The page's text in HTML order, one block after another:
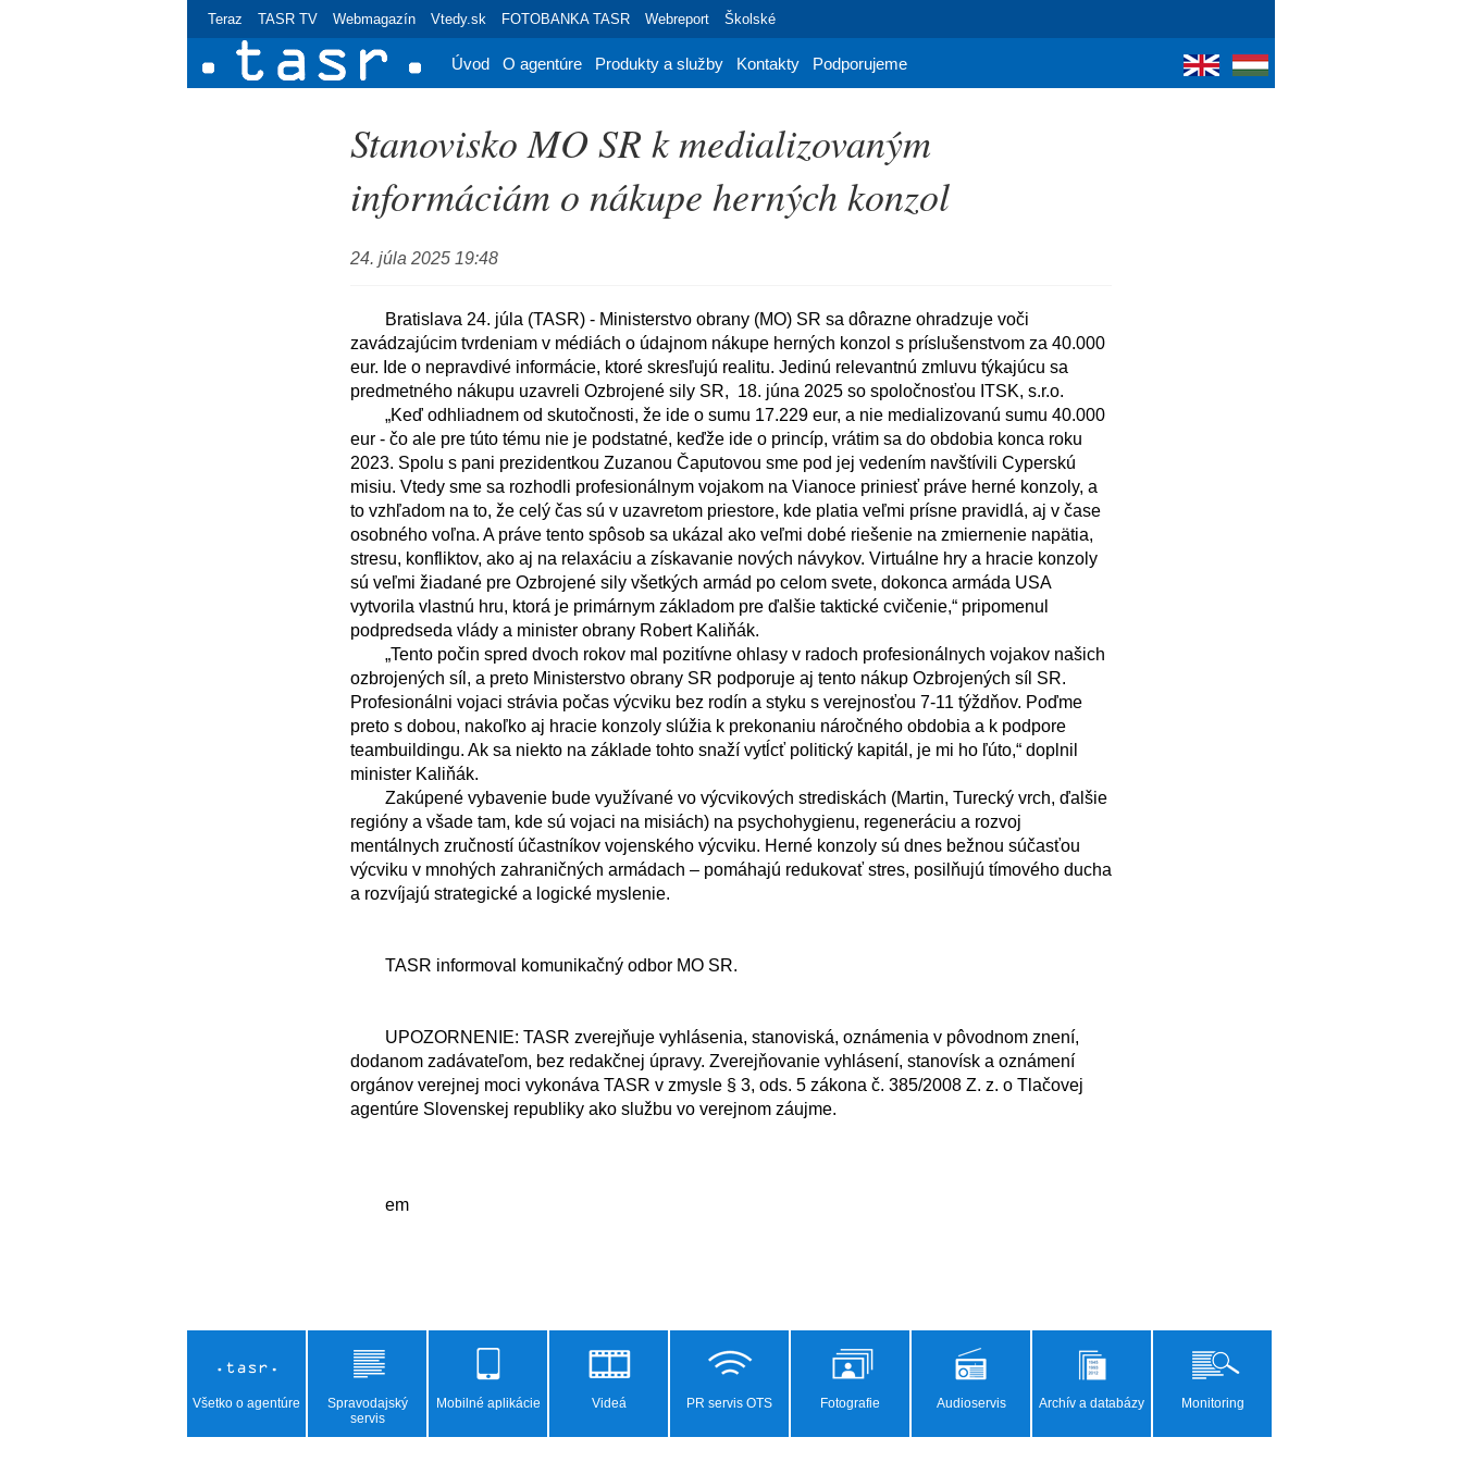
Teraz TASR TV Webmagazín Vtedy.sk FOTOBANKA TASR Webreport Školské
Úvod O agentúre Produkty a služby Kontakty Podporujeme
Stanovisko MO SR k medializovaným
informáciám o nákupe herných konzol
24. júla 2025 19:48
zavádzajúcim tvrdeniam v médiách o údajnom nákupe herných konzol s príslušenstvom za 40.000
eur. Ide o nepravdivé informácie, ktoré skresľujú realitu. Jedinú relevantnú zmluvu týkajúcu sa
predmetného nákupu uzavreli Ozbrojené sily SR,  18. júna 2025 so spoločnosťou ITSK, s.r.o.
eur - čo ale pre túto tému nie je podstatné, keďže ide o princíp, vrátim sa do obdobia konca roku
2023. Spolu s pani prezidentkou Zuzanou Čaputovou sme pod jej vedením navštívili Cyperskú
misiu. Vtedy sme sa rozhodli profesionálnym vojakom na Vianoce priniesť práve herné konzoly, a
to vzhľadom na to, že celý čas sú v uzavretom priestore, kde platia veľmi prísne pravidlá, aj v čase
osobného voľna. A práve tento spôsob sa ukázal ako veľmi dobé riešenie na zmiernenie napätia,
stresu, konfliktov, ako aj na relaxáciu a získavanie nových návykov. Virtuálne hry a hracie konzoly
sú veľmi žiadané pre Ozbrojené sily všetkých armád po celom svete, dokonca armáda USA
vytvorila vlastnú hru, ktorá je primárnym základom pre ďalšie taktické cvičenie,“ pripomenul
podpredseda vlády a minister obrany Robert Kaliňák.
ozbrojených síl, a preto Ministerstvo obrany SR podporuje aj tento nákup Ozbrojených síl SR.
Profesionálni vojaci strávia počas výcviku bez rodín a styku s verejnosťou 7-11 týždňov. Poďme
preto s dobou, nakoľko aj hracie konzoly slúžia k prekonaniu náročného obdobia a k podpore
teambuildingu. Ak sa niekto na základe tohto snaží vytĺcť politický kapitál, je mi ho ľúto,“ doplnil
minister Kaliňák.
regióny a všade tam, kde sú vojaci na misiách) na psychohygienu, regeneráciu a rozvoj
mentálnych zručností účastníkov vojenského výcviku. Herné konzoly sú dnes bežnou súčasťou
výcviku v mnohých zahraničných armádach – pomáhajú redukovať stres, posilňujú tímového ducha
a rozvíjajú strategické a logické myslenie.
dodanom zadávateľom, bez redakčnej úpravy. Zverejňovanie vyhlásení, stanovísk a oznámení
orgánov verejnej moci vykonáva TASR v zmysle § 3, ods. 5 zákona č. 385/2008 Z. z. o Tlačovej
agentúre Slovenskej republiky ako službu vo verejnom záujme.
Všetko o agentúre
Spravodajský
servis
Mobilné aplikácie Videá PR servis OTS Fotografie Audioservis Archív a databázy Monitoring